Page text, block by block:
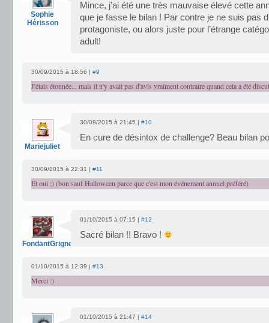
Sophie
Hérisson
Mince, j’ai été une très mauvaise élevé cette
que je fasse le bilan ! Par contre je ne suis pas
protagoniste, ou alors juste pour l’étrange
adult!
30/09/2015 à 18:56 | #9
J'étais étonnée... mais il n'y avait pas d'avis vraiment contraire quand cela a été
Mariejuliet
30/09/2015 à 21:45 | #10
En cure de désintox de challenge? Beau bilan
30/09/2015 à 22:31 | #11
Et oui ;) (bon sauf Halloween parce que c'est mon événement annuel préféré)
FondantGrignote
01/10/2015 à 07:15 | #12
Sacré bilan !! Bravo !
01/10/2015 à 12:39 | #13
Merci :)
01/10/2015 à 21:47 | #14